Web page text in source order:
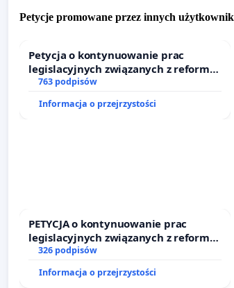
Petycje promowane przez innych
Petycja o kontynuowanie prac
legislacyjnych związanych z reformą
prawa rodzinnego
763 podpisów
Informacja o przejrzystości
PETYCJA o kontynuowanie prac
legislacyjnych związanych z reformą
prawa rodzinnego
326 podpisów
Informacja o przejrzystości